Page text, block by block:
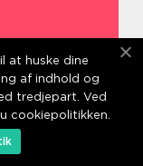
at huske dine
af indhold og
tredjepart. Ved
cookiepolitikken.